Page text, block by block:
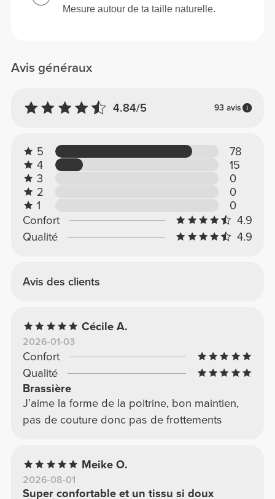
Avis généraux
4.84/5 93 avis
5
78
4
15
3
0
2
0
1
0
Confort
4.9
Qualité
4.9
Avis des clients
Cécile A.
2026-01-03
Confort
Qualité
Brassière
J’aime la forme de la poitrine, bon maintien,
pas de couture donc pas de frottements
Meike O.
2026-08-01
Super confortable et un tissu si doux
Mesure autour de ta taille naturelle.